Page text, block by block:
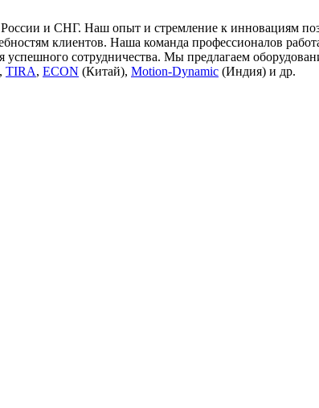
и СНГ. Наш опыт и стремление к инновациям
клиентов. Наша команда профессионалов
сотрудничества. Мы предлагаем
TIRA, ECON (Китай), Motion-Dynamic (Индия) и др.